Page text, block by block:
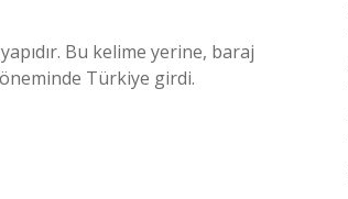
Bu kelime yerine, baraj
Türkiye girdi.